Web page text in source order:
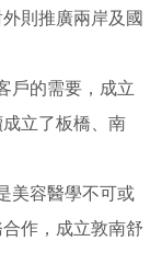
則推廣兩岸及國
戶的需要，成立
立了板橋、南
美容醫學不可或
作，成立敦南舒